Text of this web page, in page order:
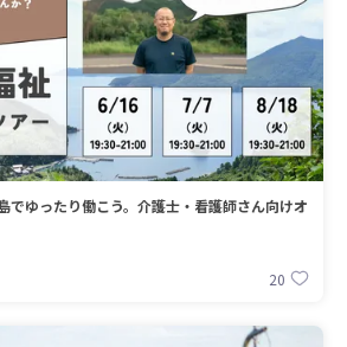
でゆったり働こう。介護士・看護師さん向けオ
20